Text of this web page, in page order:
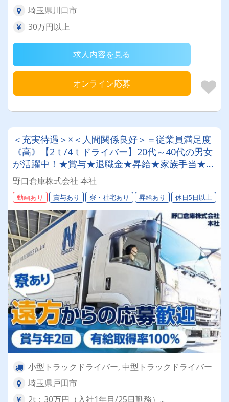
埼玉県川口市
30万円以上
求人内容を見る
オンライン応募
＜充実待遇＞×＜人間関係良好＞＝従業員満足度
《高》【2ｔ/4ｔドライバー】20代～40代の男女
が活躍中！★賞与★退職金★昇給★家族手当★免
許取得支援制度
野口倉庫株式会社 本社
動画あり 賞与あり 寮・社宅あり 昇給あり 休日5日以上
小型トラックドライバー, 中型トラックドライバー
埼玉県戸田市
2t：30万円（入社1年目/25日勤務）...